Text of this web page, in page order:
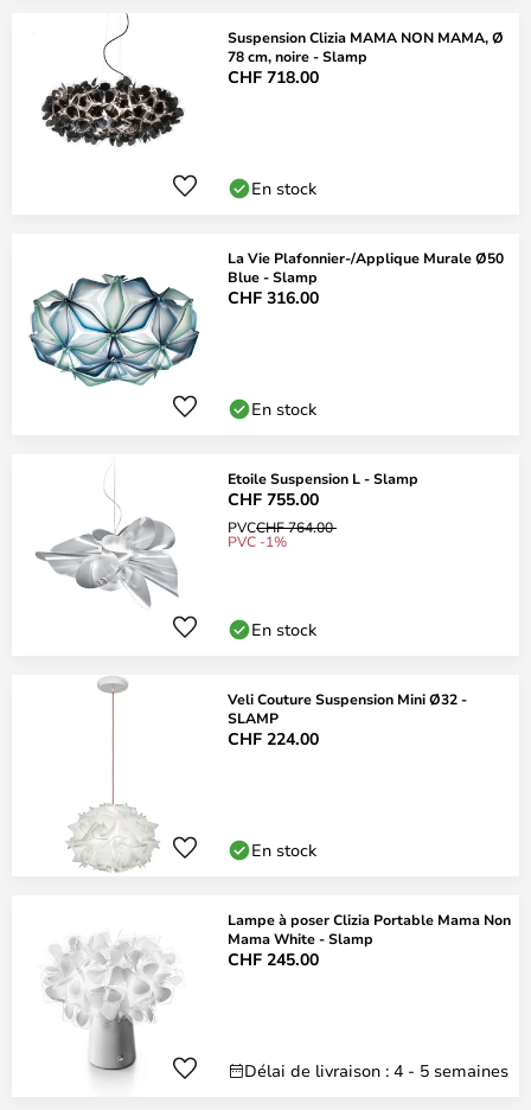
Suspension Clizia MAMA NON MAMA, Ø
78 cm, noire - Slamp
CHF 718.00
En stock
La Vie Plafonnier-/Applique Murale Ø50
Blue - Slamp
CHF 316.00
En stock
Etoile Suspension L - Slamp
CHF 755.00
PVCCHF 764.00
PVC -1%
En stock
Veli Couture Suspension Mini Ø32 -
SLAMP
CHF 224.00
En stock
Lampe à poser Clizia Portable Mama Non
Mama White - Slamp
CHF 245.00
Délai de livraison : 4 - 5 semaines